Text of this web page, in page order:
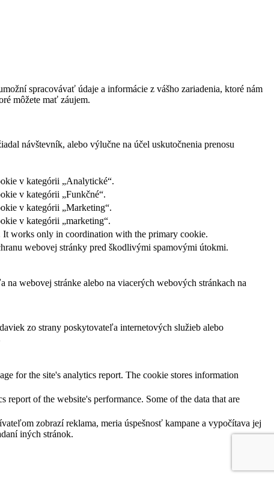
spracovávať údaje a informácie z vášho zariadenia, ktoré nám
môžete mať záujem.
návštevník, alebo výlučne na účel uskutočnenia prenosu
v kategórii „Analytické“.
v kategórii „Funkčné“.
v kategórii „Marketing“.
v kategórii „marketing“.
It works only in coordination with the primary cookie.
webovej stránky pred škodlivými spamovými útokmi.
webovej stránke alebo na viacerých webových stránkach na
zo strany poskytovateľa internetových služieb alebo
for the site's analytics report. The cookie stores information
of the website's performance. Some of the data that are
zobrazí reklama, meria úspešnosť kampane a vypočítava jej
iných stránok.